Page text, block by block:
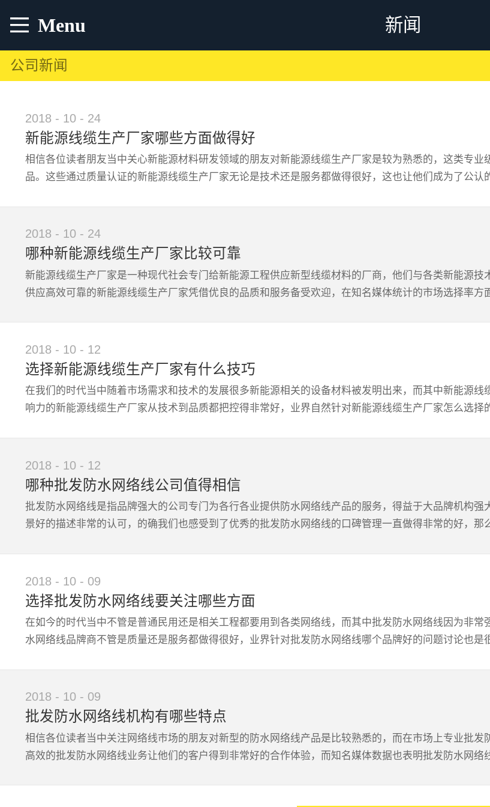
新闻
Menu
公司新闻
2018 - 10 - 24
新能源线缆生产厂家哪些方面做得好
相信各位读者朋友当中关心新能源材料研发领域的朋友对新能源线缆生产厂家是较为熟悉的，这类专
品。这些通过质量认证的新能源线缆生产厂家无论是技术还是服务都做得很好，这也让他们成为了公
的新能源线缆生产厂家在哪些方面做得好？1、技术实用性很显然的是大获好评的新能源线缆生产厂家
深知现代各界使用期产品材料的具体需求，所以他们凭借成熟切实用的新能源线缆产品深得客户信任。
产品质量把控方面也做得非常到位，主要是得益于其诚信经营的核心理念和科学严谨的生产管理体系
率极高，进而在实际使用中表现出众。3、售后服务保障另外优秀的新能源线缆生产厂家在售后服务保
线缆产品之后在后续的安装维护指导以及问题反馈方面都可以没有后顾之忧的。这也看出来优秀的新
2018 - 10 - 24
哪种新能源线缆生产厂家比较可靠
新能源线缆生产厂家是一种现代社会专门给新能源工程供应新型线缆材料的厂商，他们与各类新能源
供应高效可靠的新能源线缆生产厂家凭借优良的品质和服务备受欢迎，在知名媒体统计的市场选择率
缆生产厂家比较靠谱？1、从业经验丰富技术跟上市场趋势的一般情况下可靠的新能源线缆生产厂家在
源材料制造技术更成熟，同时也能让他们能够明晰市场技术发展趋势，进而能够在产品和技术方面跟上
定值得信赖的新能源线缆生产厂家的经营是坚持诚信的，主要表现为其在技术的应用以及产品质量的
出很大的热情。3、产品类型多适用面广的另外要特别提到的是可靠的新能源线缆生产厂家的产品类型
要求也很丰富，那么显然技术品质成熟且品牌实力强大的新能源线缆生产厂家才能很好满足这个要求。
2018 - 10 - 12
选择新能源线缆生产厂家有什么技巧
在我们的时代当中随着市场需求和技术的发展很多新能源相关的设备材料被发明出来，而其中新能源
响力的新能源线缆生产厂家从技术到品质都把控得非常好，业界自然针对新能源线缆生产厂家怎么选
些行之有效的技巧和方法？1、考察厂家的相关行业经历大多数的情况下有一定技巧思维的朋友挑选新
能源线缆生产厂家在该类材料技术研发领域的从业经历评估出来，而一般在新能源线缆生产厂家的官方
具体参数性能及表现然后我们还要考察新能源线缆生产厂家产品的具体参数性能数据信息，可以说这
了解的过程在让我们评估其实际水平的同时也能判断其能否达到实际要求。3、参考厂家的客户评价反
考一番的，因为这些内容大多数都是来自于有真实使用体验的客户根据效果及感受发布的，那么这些内
2018 - 10 - 12
哪种批发防水网络线公司值得相信
批发防水网络线是指品牌强大的公司专门为各行各业提供防水网络线产品的服务，得益于大品牌机构
景好的描述非常的认可，的确我们也感受到了优秀的批发防水网络线的口碑管理一直做得非常的好，
得相信？1、品质管理严格有保障的首先，大家一定能够想到值得相信的批发防水网络线公司一定在品
的核心质量一定是非常达标的，而这个对于现代通信工程建设管理领域来说是至关重要的。2、诚信经
线公司是一诚信经营为经营理念的，而这里的诚信主要表现在销售价格以及质量管理方面付诸的多种努
行深层次合作是非常放心的。3、售后保障体系健全的最后，大家也看到了值得信赖的批发防水网络线
合作关系和商品买卖关系之后，在相关产品应用指导以及问题反馈方面是没有任何后顾之忧的。综合的
2018 - 10 - 09
选择批发防水网络线要关注哪些方面
在如今的时代当中不管是普通民用还是相关工程都要用到各类网络线，而其中批发防水网络线因为非
水网络线品牌商不管是质量还是服务都做得很好，业界针对批发防水网络线哪个品牌好的问题讨论也
注？1、关注品牌商的核心实力情况大多数的情况下有一定技巧思维的朋友挑选批发防水网络线第一个
领域的从业经历中就可以很好进行评估，而一般在批发防水网络品牌官网等官方的媒体渠道中都有相关
还要关注批发防水网络线的产品具体参数情况和相关功能特点，这个是直观感受该网络线的实际应用
水网络线品牌商能否满足实际要求也很有帮助。3、关注产品的客户实际体验评价最后可以肯定的是批
些内容大多数都是真正购买了其产品的朋友根据效果和感受发表的，那么这些内容综合起来形成的口碑
2018 - 10 - 09
批发防水网络线机构有哪些特点
相信各位读者当中关注网络线市场的朋友对新型的防水网络线产品是比较熟悉的，而在市场上专业批
高效的批发防水网络线业务让他们的客户得到非常好的合作体验，而知名媒体数据也表明批发防水网